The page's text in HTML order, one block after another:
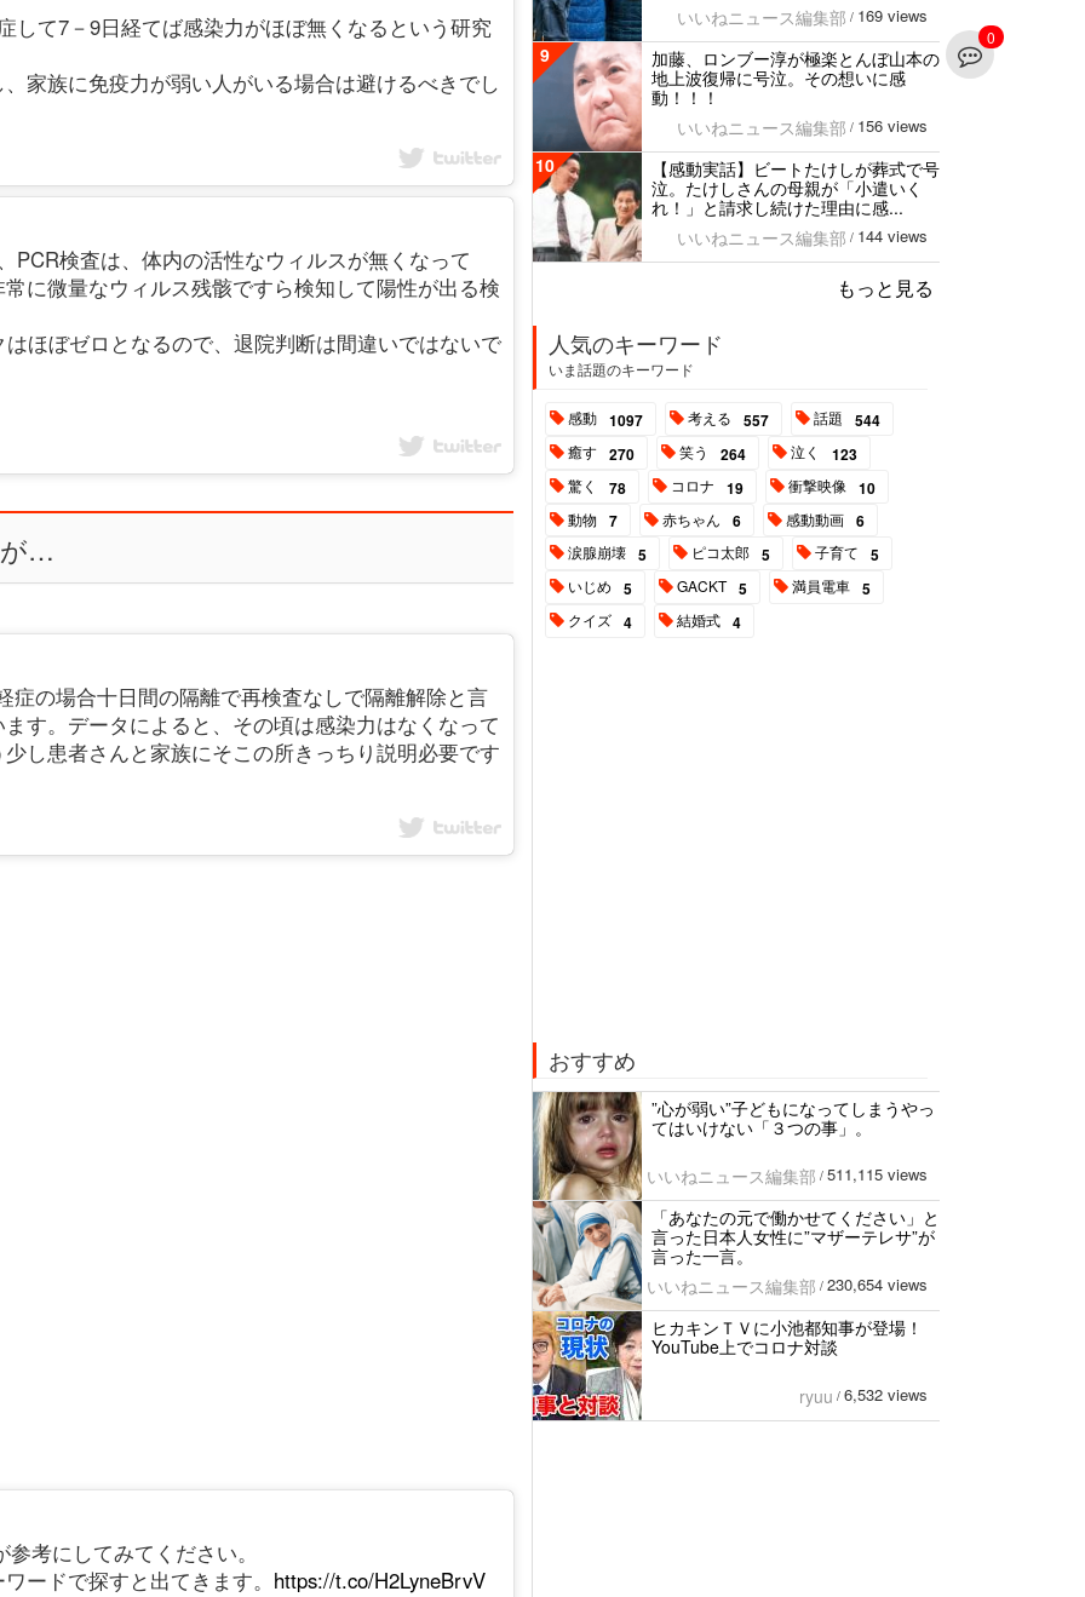
して7－9日経てば感染力がほぼ無くなるという研究
家族に免疫力が弱い人がいる場合は避けるべきでし
PCR検査は、体内の活性なウィルスが無くなって
に微量なウィルス残骸ですら検知して陽性が出る検
ほぼゼロとなるので、退院判断は間違いではないで
が…
症の場合十日間の隔離で再検査なしで隔離解除と言
す。データによると、その頃は感染力はなくなって
し患者さんと家族にそこの所きっちり説明必要です
考にしてみてください。
ードで探すと出てきます。 https://t.co/H2LyneBrvV
0
いいねニュース編集部 / 169 views
9
加藤、ロンブー淳が極楽とんぼ山本の
地上波復帰に号泣。その想いに感
動！！！
いいねニュース編集部 / 156 views
10
【感動実話】ビートたけしが葬式で号
泣。たけしさんの母親が「小遣いく
れ！」と請求し続けた理由に感...
いいねニュース編集部 / 144 views
もっと見る
人気のキーワード
いま話題のキーワード
感動 1097 考える 557 話題 544
癒す 270 笑う 264 泣く 123
驚く 78 コロナ 19 衝撃映像 10
動物 7 赤ちゃん 6 感動動画 6
涙腺崩壊 5 ピコ太郎 5 子育て 5
いじめ 5 GACKT 5 満員電車 5
クイズ 4 結婚式 4
おすすめ
”心が弱い”子どもになってしまうやっ
てはいけない「３つの事」。
いいねニュース編集部 / 511,115 views
「あなたの元で働かせてください」と
言った日本人女性に”マザーテレサ”が
言った一言。
いいねニュース編集部 / 230,654 views
ヒカキンＴＶに小池都知事が登場！
YouTube上でコロナ対談
ryuu / 6,532 views